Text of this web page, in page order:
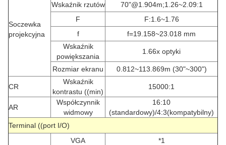
Soczewka
projekcyjna
Wskaźnik rzutów
70"@1.904m;1.26~2.09:1
F
F:1.6~1.76
f
f=19.158~23.018 mm
Wskaźnik
powiększania
1.66x optyki
Rozmiar ekranu 0.812~113.869m (30"~300")
CR
Wskaźnik
kontrastu ((min)
15000:1
AR
Współczynnik
widmowy
16:10
(standardowy)/4:3(kompatybilny)
Terminal ((port I/O)
VGA
*1